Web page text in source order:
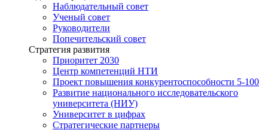
Наблюдательный совет
Ученый совет
Руководители
Попечительский совет
Стратегия развития
Приоритет 2030
Центр компетенций НТИ
Проект повышения конкурентоспособности 5-100
Развитие национального исследовательского
университета (НИУ)
Университет в цифрах
Стратегические партнеры